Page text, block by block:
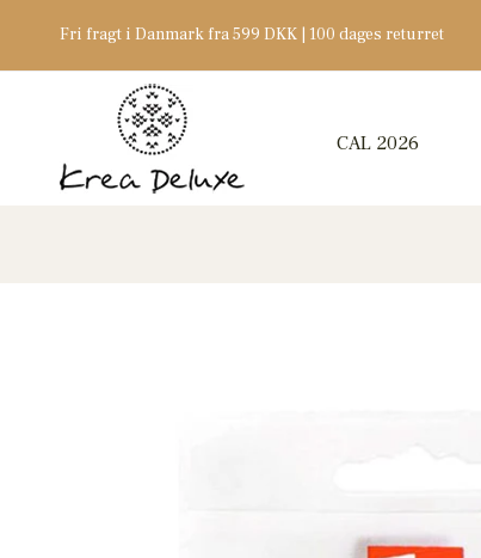
Fri fragt i Danmark fra 599 DKK | 100 dages returret
CAL 2026